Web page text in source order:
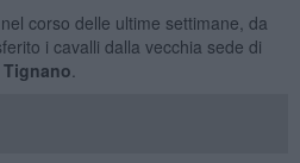
corso delle ultime settimane, da
i cavalli dalla vecchia sede di
Tignano